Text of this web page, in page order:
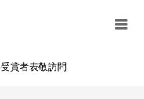
賞者表敬訪問